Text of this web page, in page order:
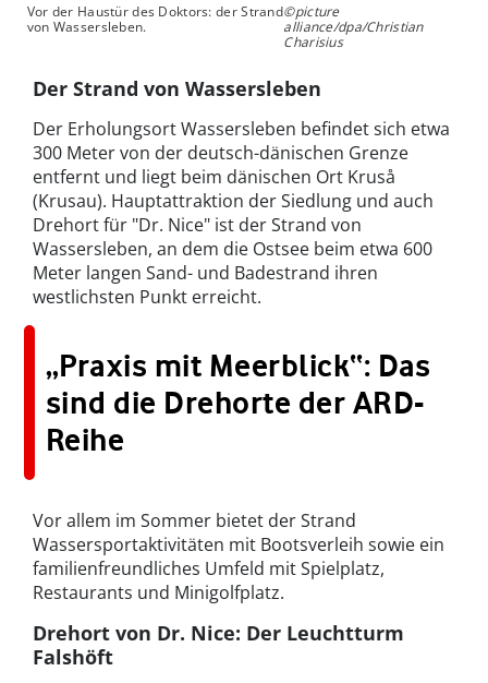
Vor der Haustür des Doktors: der Strand
von Wassersleben.
©picture
alliance/dpa/Christian
Charisius
Der Strand von Wassersleben
Der Erholungsort Wassersleben befindet sich etwa
300 Meter von der deutsch-dänischen Grenze
entfernt und liegt beim dänischen Ort Kruså
(Krusau). Hauptattraktion der Siedlung und auch
Drehort für "Dr. Nice" ist der Strand von
Wassersleben, an dem die Ostsee beim etwa 600
Meter langen Sand- und Badestrand ihren
westlichsten Punkt erreicht.
„Praxis mit Meerblick“: Das
sind die Drehorte der ARD-
Reihe
Vor allem im Sommer bietet der Strand
Wassersportaktivitäten mit Bootsverleih sowie ein
familienfreundliches Umfeld mit Spielplatz,
Restaurants und Minigolfplatz.
Drehort von Dr. Nice: Der Leuchtturm
Falshöft